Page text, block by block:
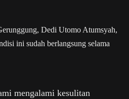
Dedi Utomo Atumsyah,
ini sudah berlangsung selama
mengalami kesulitan